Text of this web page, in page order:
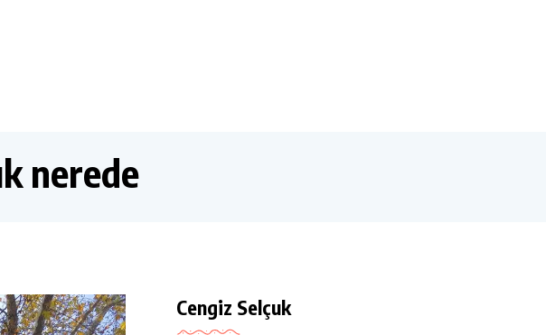
nerede
Cengiz Selçuk